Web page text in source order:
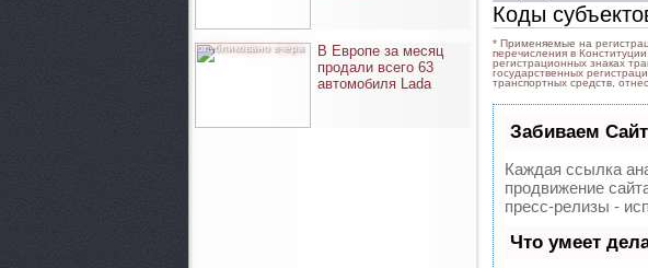
опубликовано вчера
В Европе за месяц
продали всего 63
автомобиля Lada
Коды
* Применяемые на
перечисления в
регистрационных знаках
государственных
транспортных средств,
Забиваем
Каждая ссылка
продвижение
пресс-релизы -
Что умеет